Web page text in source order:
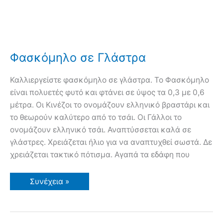
Φασκόμηλο σε Γλάστρα
Καλλιεργείστε φασκόμηλο σε γλάστρα. Το Φασκόμηλο
είναι πολυετές φυτό και φτάνει σε ύψος τα 0,3 με 0,6
μέτρα. Οι Κινέζοι το ονομάζουν ελληνικό βραστάρι και
το θεωρούν καλύτερο από το τσάι. Οι Γάλλοι το
ονομάζουν ελληνικό τσάι. Αναπτύσσεται καλά σε
γλάστρες. Χρειάζεται ήλιο για να αναπτυχθεί σωστά. Δε
χρειάζεται τακτικό πότισμα. Αγαπά τα εδάφη που
Φασκόμηλο
σε
Συνέχεια »